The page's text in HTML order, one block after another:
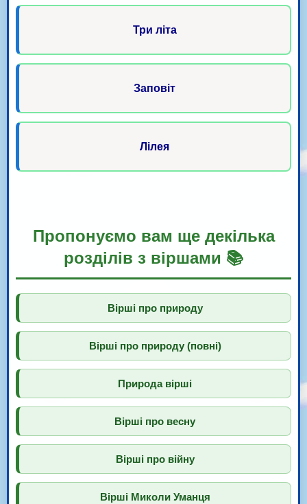
Три літа
Заповіт
Лілея
Пропонуємо вам ще декілька
розділів з віршами 📚
Вірші про природу
Вірші про природу (повні)
Природа вірші
Вірші про весну
Вірші про війну
Вірші Миколи Уманця